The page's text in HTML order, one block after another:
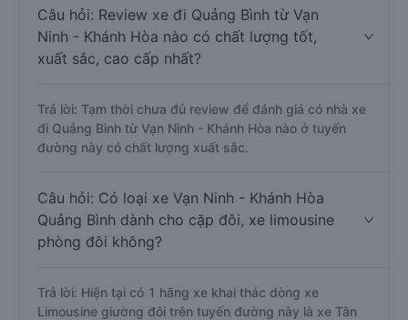
Câu hỏi: Review xe đi Quảng Bình từ Vạn
Ninh - Khánh Hòa nào có chất lượng tốt,
xuất sắc, cao cấp nhất?
Trả lời: Tạm thời chưa đủ review để đánh giá có nhà xe
đi Quảng Bình từ Vạn Ninh - Khánh Hòa nào ở tuyến
đường này có chất lượng xuất sắc.
Câu hỏi: Có loại xe Vạn Ninh - Khánh Hòa
Quảng Bình dành cho cặp đôi, xe limousine
phòng đôi không?
Trả lời: Hiện tại có 1 hãng xe khai thác dòng xe
Limousine giường đôi trên tuyến đường này là xe Tân